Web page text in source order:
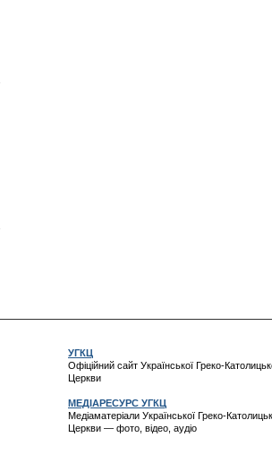
УГКЦ
Офіційний сайт Української Греко-
Церкви
МЕДІАРЕСУРС УГКЦ
Медіаматеріали Української Греко-
Церкви — фото, відео, аудіо